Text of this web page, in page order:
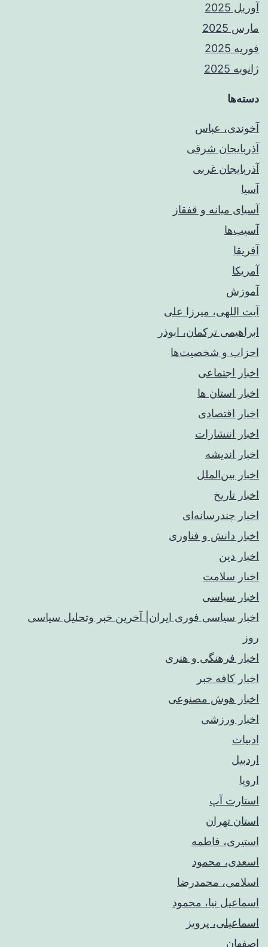
آوریل 2025
مارس 2025
فوریه 2025
ژانویه 2025
دسته‌ها
آخوندی، عباس
آذربایجان شرقی
آذربایجان غربی
آسیا
آسیای میانه و قفقاز
آسیب‌ها
آفریقا
آمریکا
آموزش
آیت اللهی، میرزا علی
ابراهیمی ترکمان، ابوذر
احزاب و شخصیت‌ها
اخبار اجتماعی
اخبار استان ها
اخبار اقتصادی
اخبار انتشارات
اخبار اندیشه
اخبار بین‌الملل
اخبار تاریخ
اخبار چندرسانه‌ای
اخبار دانش و فناوری
اخبار دین
اخبار سلامت
اخبار سیاسی
اخبار سیاسی فوری ایران| آخرین خبر وتحلیل سیاسی
روز
اخبار فرهنگی و هنری
اخبار کافه خبر
اخبار هوش مصنوعی
اخبار ورزشی
ادبیات
اردبیل
اروپا
استارت آپ
استان تهران
استیری، فاطمه
اسعدی، محمود
اسلامی، محمدرضا
اسماعیل نیا، محمود
اسماعیلی، پرویز
اصفهان